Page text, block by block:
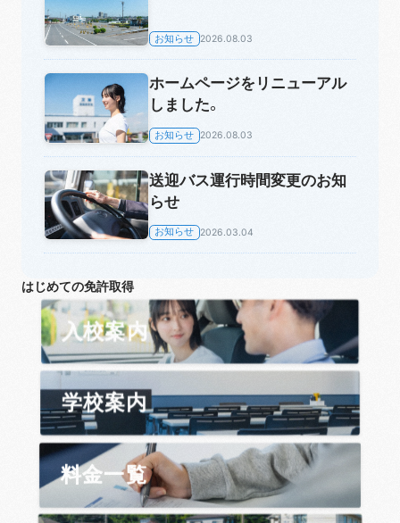
お知らせ 2026.08.03
ホームページをリニューアル
しました。
お知らせ 2026.08.03
送迎バス運行時間変更のお知
らせ
お知らせ 2026.03.04
はじめての免許取得
入校案内
学校案内
料金一覧